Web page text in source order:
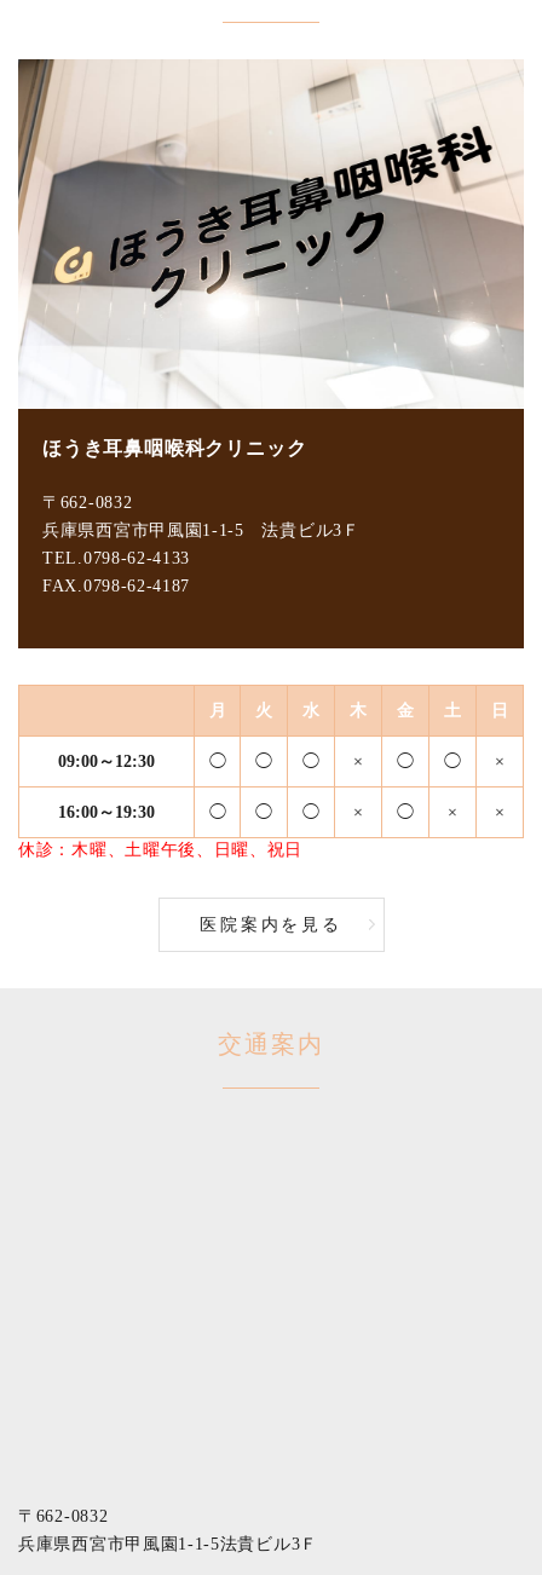
ほうき耳鼻咽喉科クリニック
〒662-0832
兵庫県西宮市甲風園1-1-5 法貴ビル3Ｆ
TEL.0798-62-4133
FAX.0798-62-4187
月 火 水 木 金 土 日
09:00～12:30 ◯ ◯ ◯ × ◯ ◯ ×
16:00～19:30 ◯ ◯ ◯ × ◯ × ×
休診：木曜、土曜午後、日曜、祝日
医院案内を見る
交通案内
〒662-0832
兵庫県西宮市甲風園1-1-5法貴ビル3Ｆ